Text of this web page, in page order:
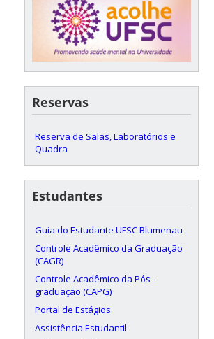
Reservas
Reserva de Salas, Laboratórios e
Quadra
Estudantes
Guia do Estudante UFSC Blumenau
Controle Acadêmico da Graduação
(CAGR)
Controle Acadêmico da Pós-
graduação (CAPG)
Portal de Estágios
Assistência Estudantil